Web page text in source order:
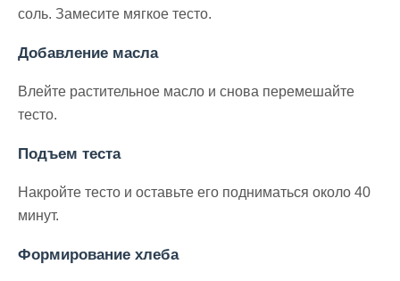
соль. Замесите мягкое тесто.
Добавление масла
Влейте растительное масло и снова перемешайте
тесто.
Подъем теста
Накройте тесто и оставьте его подниматься около 40
минут.
Формирование хлеба